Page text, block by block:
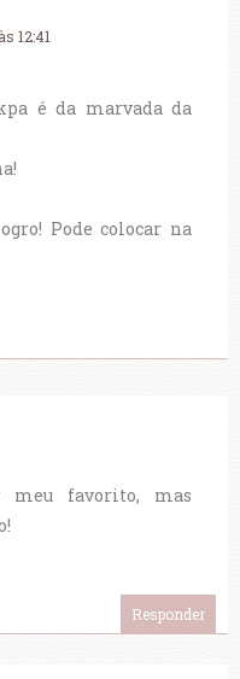
12:41
é da marvada da
Pode colocar na
favorito, mas
Responder